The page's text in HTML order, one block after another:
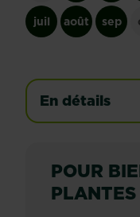
juil août sep
En détails
POUR
PLANTES